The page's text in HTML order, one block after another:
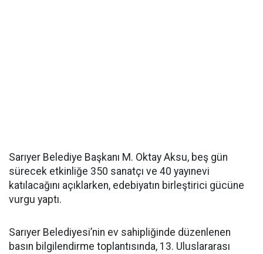
Sarıyer Belediye Başkanı M. Oktay Aksu, beş gün
sürecek etkinliğe 350 sanatçı ve 40 yayınevi
katılacağını açıklarken, edebiyatın birleştirici gücüne
vurgu yaptı.
Sarıyer Belediyesi’nin ev sahipliğinde düzenlenen
basın bilgilendirme toplantısında, 13. Uluslararası